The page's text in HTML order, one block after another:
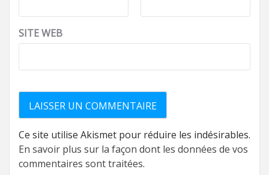
SITE WEB
Ce site utilise Akismet pour réduire les indésirables.
En savoir plus sur la façon dont les données de vos
commentaires sont traitées.